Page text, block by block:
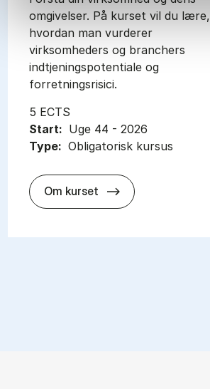
omgivelser. På kurset vil du lære,
hvordan man vurderer
virksomheders og branchers
indtjeningspotentiale og
forretningsrisici.
5 ECTS
Start: Uge 44 - 2026
Type: Obligatorisk kursus
Om kurset about